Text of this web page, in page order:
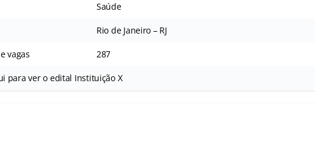
Saúde
Rio de Janeiro – RJ
vagas 287
para ver o edital Instituição X